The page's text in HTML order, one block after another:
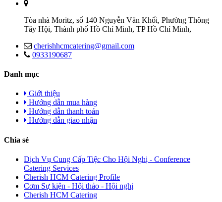
Tòa nhà Moritz, số 140 Nguyễn Văn Khối, Phường Thông
Tây Hội, Thành phố Hồ Chí Minh, TP Hồ Chí Minh,
cherishhcmcatering@gmail.com
0933190687
Danh mục
Giới thiệu
Hướng dẫn mua hàng
Hướng dẫn thanh toán
Hướng dẫn giao nhận
Chia sẻ
Dịch Vụ Cung Cấp Tiệc Cho Hội Nghị - Conference
Catering Services
Cherish HCM Catering Profile
Cơm Sự kiện - Hội thảo - Hội nghị
Cherish HCM Catering